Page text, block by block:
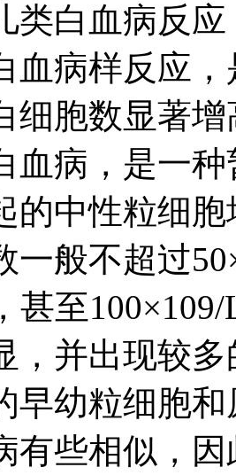
类白血病反应
血病样反应
细胞数显著
血病，是一
的中性粒细
一般不超过
甚至
，并出现较
早幼粒细胞
有些相似，